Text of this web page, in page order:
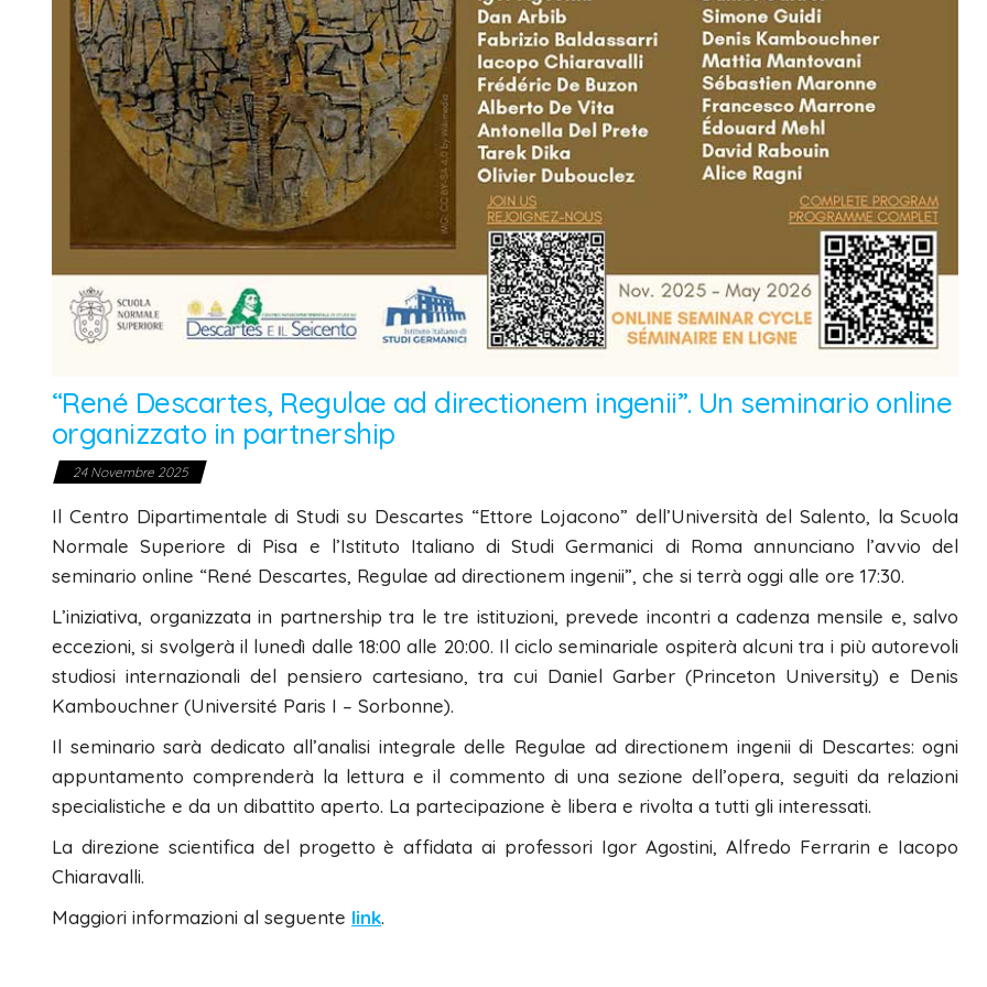
“René Descartes, Regulae ad directionem ingenii”. Un seminario online
organizzato in partnership
24 Novembre 2025
Il Centro Dipartimentale di Studi su Descartes “Ettore Lojacono” dell’Università del Salento, la Scuola
Normale Superiore di Pisa e l’Istituto Italiano di Studi Germanici di Roma annunciano l’avvio del
seminario online “René Descartes, Regulae ad directionem ingenii”, che si terrà oggi alle ore 17:30.
L’iniziativa, organizzata in partnership tra le tre istituzioni, prevede incontri a cadenza mensile e, salvo
eccezioni, si svolgerà il lunedì dalle 18:00 alle 20:00. Il ciclo seminariale ospiterà alcuni tra i più autorevoli
studiosi internazionali del pensiero cartesiano, tra cui Daniel Garber (Princeton University) e Denis
Kambouchner (Université Paris I – Sorbonne).
Il seminario sarà dedicato all’analisi integrale delle Regulae ad directionem ingenii di Descartes: ogni
appuntamento comprenderà la lettura e il commento di una sezione dell’opera, seguiti da relazioni
specialistiche e da un dibattito aperto. La partecipazione è libera e rivolta a tutti gli interessati.
La direzione scientifica del progetto è affidata ai professori Igor Agostini, Alfredo Ferrarin e Iacopo
Chiaravalli.
Maggiori informazioni al seguente link.